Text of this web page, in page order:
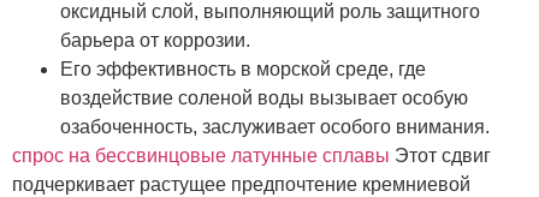
оксидный слой, выполняющий роль защитного
барьера от коррозии.
Его эффективность в морской среде, где
воздействие соленой воды вызывает особую
озабоченность, заслуживает особого внимания.
спрос на бессвинцовые латунные сплавы Этот сдвиг
подчеркивает растущее предпочтение кремниевой